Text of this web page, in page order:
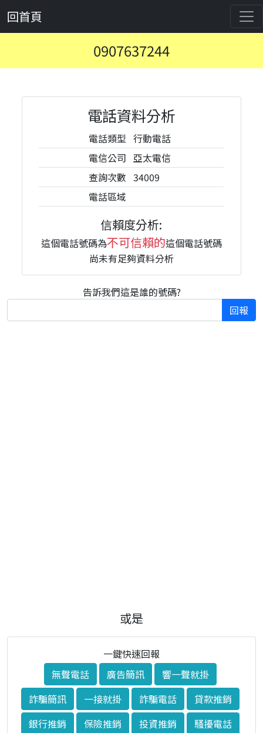
回首頁
0907637244
電話資料分析
電話類型 行動電話
電信公司 亞太電信
查詢次數 34009
電話區域
信賴度分析:
這個電話號碼為不可信賴的這個電話號碼
尚未有足夠資料分析
告訴我們這是誰的號碼?
回報
或是
一鍵快速回報
無聲電話
廣告簡訊
響一聲就掛
詐騙簡訊
一接就掛 詐騙電話
貸款推銷
銀行推銷
保險推銷 投資推銷 騷擾電話